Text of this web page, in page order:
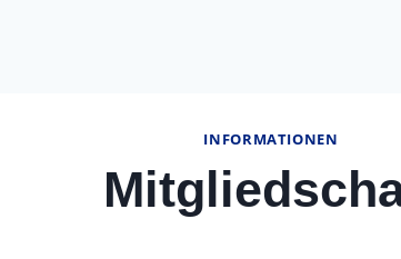
INFORMATIONEN